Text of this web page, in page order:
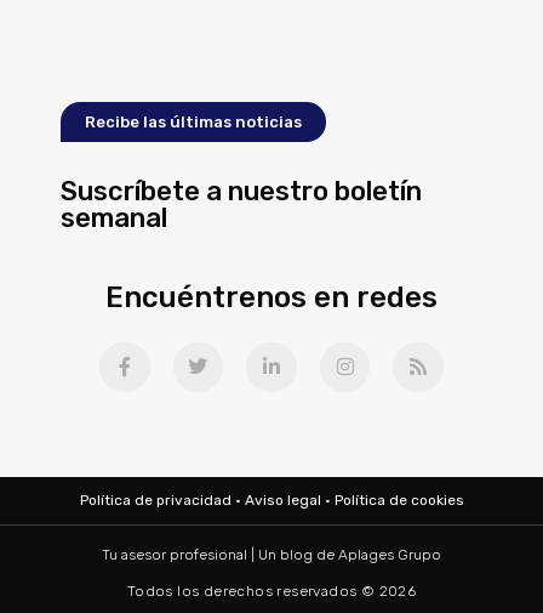
Recibe las últimas noticias
Suscríbete a nuestro boletín
semanal
Encuéntrenos en redes
Política de privacidad · Aviso legal · Política de cookies
Tu asesor profesional | Un blog de Aplages Grupo
Todos los derechos reservados © 2026